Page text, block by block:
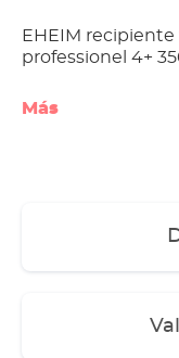
EHEIM
professionel 4+
Más